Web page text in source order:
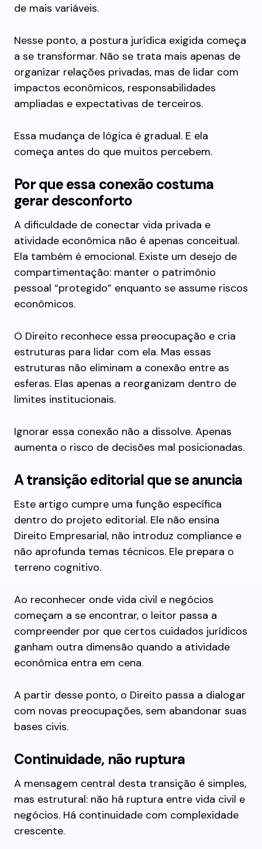
de mais variáveis.
Nesse ponto, a postura jurídica exigida começa
a se transformar. Não se trata mais apenas de
organizar relações privadas, mas de lidar com
impactos econômicos, responsabilidades
ampliadas e expectativas de terceiros.
Essa mudança de lógica é gradual. E ela
começa antes do que muitos percebem.
Por que essa conexão costuma
gerar desconforto
A dificuldade de conectar vida privada e
atividade econômica não é apenas conceitual.
Ela também é emocional. Existe um desejo de
compartimentação: manter o patrimônio
pessoal “protegido” enquanto se assume riscos
econômicos.
O Direito reconhece essa preocupação e cria
estruturas para lidar com ela. Mas essas
estruturas não eliminam a conexão entre as
esferas. Elas apenas a reorganizam dentro de
limites institucionais.
Ignorar essa conexão não a dissolve. Apenas
aumenta o risco de decisões mal posicionadas.
A transição editorial que se anuncia
Este artigo cumpre uma função específica
dentro do projeto editorial. Ele não ensina
Direito Empresarial, não introduz compliance e
não aprofunda temas técnicos. Ele prepara o
terreno cognitivo.
Ao reconhecer onde vida civil e negócios
começam a se encontrar, o leitor passa a
compreender por que certos cuidados jurídicos
ganham outra dimensão quando a atividade
econômica entra em cena.
A partir desse ponto, o Direito passa a dialogar
com novas preocupações, sem abandonar suas
bases civis.
Continuidade, não ruptura
A mensagem central desta transição é simples,
mas estrutural: não há ruptura entre vida civil e
negócios. Há continuidade com complexidade
crescente.